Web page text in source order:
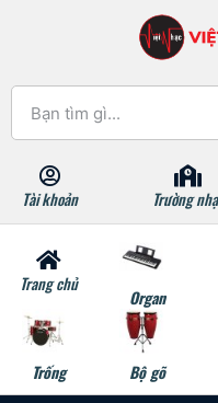
Tài khoản Trường
Trang chủ
Organ
Trống Bộ gõ